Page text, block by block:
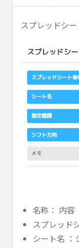
スプレッドシ
名称： 内容
スプレッド
シート名 ：